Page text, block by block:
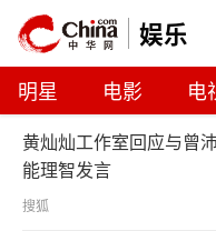
娱乐
明星 电影 电
黄灿灿工作室回应与曾
能理智发言
搜狐